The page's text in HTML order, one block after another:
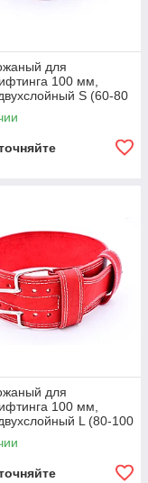
для
100 мм,
S (60-80
для
100 мм,
L (80-100